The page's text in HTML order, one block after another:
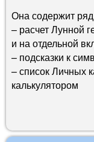
Она содержит
– расчет Лунной
и на отдельной
– подсказки к
– список Личных
калькулятором